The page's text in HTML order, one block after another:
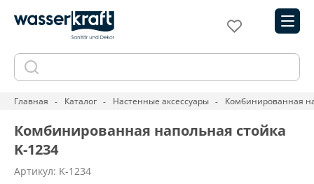
Главная Каталог Настенные аксессуары Комбинированная
Комбинированная напольная стойка
K-1234
Артикул: K-1234